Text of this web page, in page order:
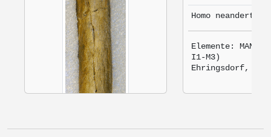
Homo
Elemente: MAN
I1-M3)
Ehringsdorf,